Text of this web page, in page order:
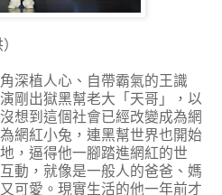
深植人心、自帶霸氣的王識
剛出獄黑幫老大「天哥」，以
想到這個社會已經改變成為網
網紅小兔，連黑幫世界也開始
，逼得他一腳踏進網紅的世
動，就像是一般人的爸爸、媽
可愛。現實生活的他一年前才